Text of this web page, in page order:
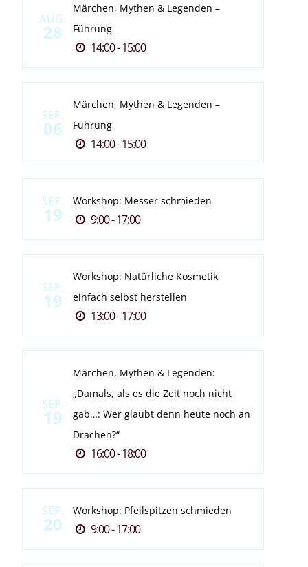
AUG.
28
Märchen, Mythen & Legenden –
Führung
14:00 - 15:00
SEP.
06
Märchen, Mythen & Legenden –
Führung
14:00 - 15:00
SEP.
19
Workshop: Messer schmieden
9:00 - 17:00
SEP.
19
Workshop: Natürliche Kosmetik
einfach selbst herstellen
13:00 - 17:00
SEP.
19
Märchen, Mythen & Legenden:
„Damals, als es die Zeit noch nicht
gab…: Wer glaubt denn heute noch an
Drachen?“
16:00 - 18:00
SEP.
20
Workshop: Pfeilspitzen schmieden
9:00 - 17:00